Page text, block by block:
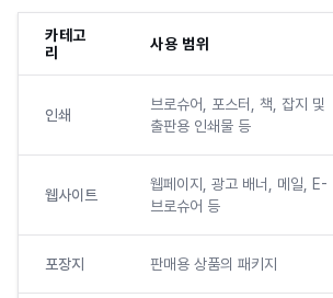
카테고
리
사용 범위
인쇄
브로슈어, 포스터, 책, 잡지 및
출판용 인쇄물 등
웹사이트
웹페이지, 광고 배너, 메일, E-
브로슈어 등
포장지 판매용 상품의 패키지